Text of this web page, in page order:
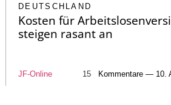
DEUTSCHLAND
Kosten für
steigen rasant an
JF-Online 15 Kommentare — 10.